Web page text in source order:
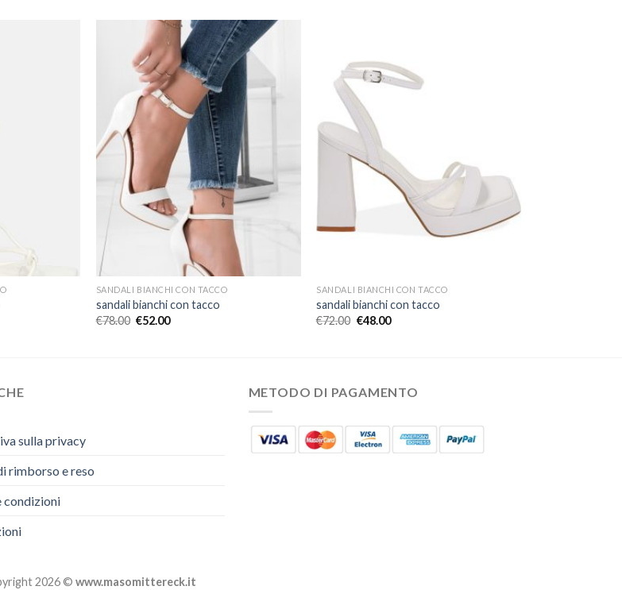
SANDALI BIANCHI CON TACCO
sandali bianchi con tacco
€78.00 €52.00
SANDALI BIANCHI CON TACCO
sandali bianchi con tacco
€72.00 €48.00
sulla privacy
rimborso e reso
condizioni
METODO DI PAGAMENTO
2026 © www.masomittereck.it